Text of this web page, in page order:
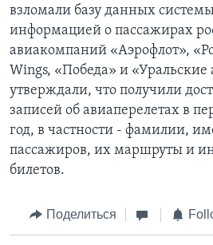
взломали базу данных
информацией о пассажирах
авиакомпаний «Аэрофлот»,
Wings, «Победа» и
утверждали, что получили
записей об авиаперелетах в
год, в частности - фамилии,
пассажиров, их маршруты и
билетов.
Поделиться